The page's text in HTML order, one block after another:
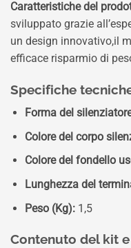
Caratteristiche del
sviluppato grazie
un design innovativo,il
efficace risparmio di
Specifiche
Forma del
Colore del corpo
Colore del fondello
Lunghezza del
Peso (Kg):1,5
Contenuto del kit